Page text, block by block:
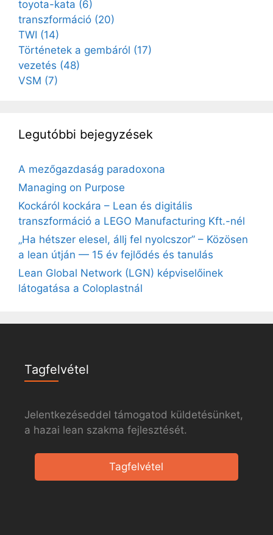
toyota-kata (6)
transzformáció (20)
TWI (14)
Történetek a gembáról (17)
vezetés (48)
VSM (7)
Legutóbbi bejegyzések
A mezőgazdaság paradoxona
Managing on Purpose
Kockáról kockára – Lean és digitális
transzformáció a LEGO Manufacturing Kft.-nél
„Ha hétszer elesel, állj fel nyolcszor” – Közösen
a lean útján — 15 év fejlődés és tanulás
Lean Global Network (LGN) képviselőinek
látogatása a Coloplastnál
Tagfelvétel
Jelentkezéseddel támogatod küldetésünket,
a hazai lean szakma fejlesztését.
Tagfelvétel